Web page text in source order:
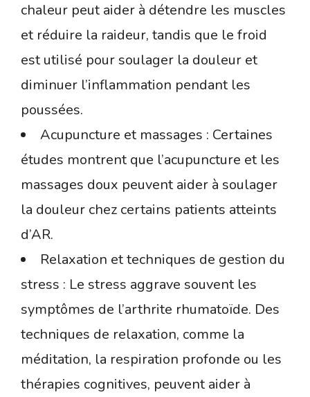
chaleur peut aider à détendre les muscles
et réduire la raideur, tandis que le froid
est utilisé pour soulager la douleur et
diminuer l’inflammation pendant les
poussées.
Acupuncture et massages : Certaines
études montrent que l’acupuncture et les
massages doux peuvent aider à soulager
la douleur chez certains patients atteints
d’AR.
Relaxation et techniques de gestion du
stress : Le stress aggrave souvent les
symptômes de l’arthrite rhumatoïde. Des
techniques de relaxation, comme la
méditation, la respiration profonde ou les
thérapies cognitives, peuvent aider à